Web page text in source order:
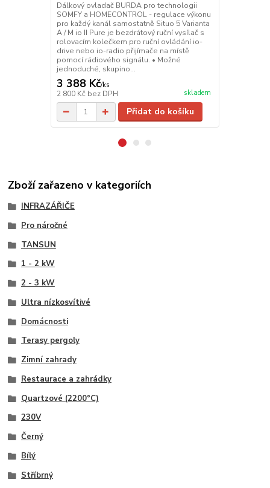
Dálkový ovladač BURDA pro technologii
SOMFY a HOMECONTROL - regulace výkonu
pro každý kanál samostatně Situo 5 Varianta
A / M io II Pure je bezdrátový ruční vysílač s
rolovacím kolečkem pro ruční ovládání io-
drive nebo io-radio přijímače na místě
pomocí rádiového signálu. • Možné
jednoduché, skupino...
3 388 Kč/ks
2 800 Kč bez DPH skladem
Přidat do košíku
Zboží zařazeno v kategoriích
INFRAZÁŘIČE
Pro náročné
TANSUN
1 - 2 kW
2 - 3 kW
Ultra nízkosvítivé
Domácnosti
Terasy pergoly
Zimní zahrady
Restaurace a zahrádky
Quartzové (2200°C)
230V
Černý
Bílý
Stříbrný